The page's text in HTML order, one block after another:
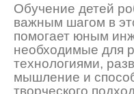
Обучение детей
важным шагом в
помогает юным
необходимые для
технологиями,
мышление и
творческого